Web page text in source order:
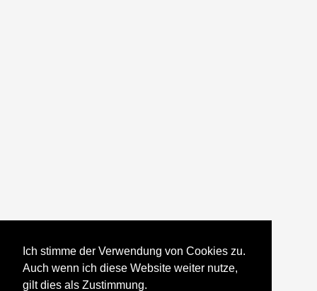
Ich stimme der Verwendung von Cookies zu.
Auch wenn ich diese Website weiter nutze,
gilt dies als Zustimmung.